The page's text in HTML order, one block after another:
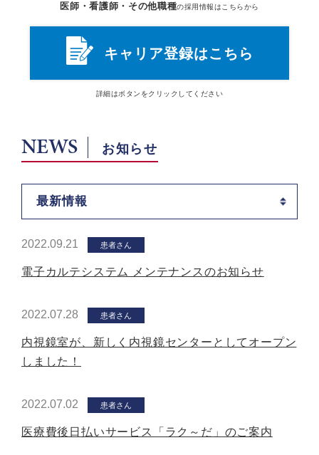
医師・看護師・その他職種の採用情報はこちらから
キャリア登録はこちら
詳細はボタン をクリックしてください
NEWS お知らせ
最新情報
2022.09.21 患者さん
電子カルテシステム メンテナンスのお知らせ
2022.07.28 患者さん
内視鏡室が、新しく内視鏡センターとしてオープン
しました！
2022.07.02 患者さん
医療費後日払いサービス「ラク～だ」のご案内